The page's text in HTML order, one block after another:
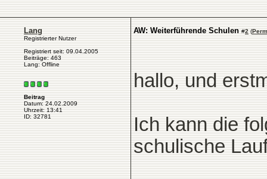
Lang
Registrierter Nutzer
Registriert seit: 09.04.2005
Beiträge: 463
Lang: Offline
Beitrag
Datum: 24.02.2009
Uhrzeit: 13:41
ID: 32781
AW: Weiterführende Schulen #2 (
hallo, und
Ich kann die
schulische